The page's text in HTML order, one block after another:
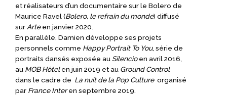
et réalisateurs d’un documentaire sur le Bolero de
Maurice Ravel (Bolero, le refrain du monde) diffusé
sur Arteen janvier 2020.
En parallèle, Damien développe ses projets
personnels comme Happy Portrait To You, série de
portraits dansés exposée au Silencioen avril 2016,
au MOB Hôtelen juin 2019 et au Ground Control
dans le cadre de La nuit de la Pop Culture organisé
par France Interen septembre 2019.